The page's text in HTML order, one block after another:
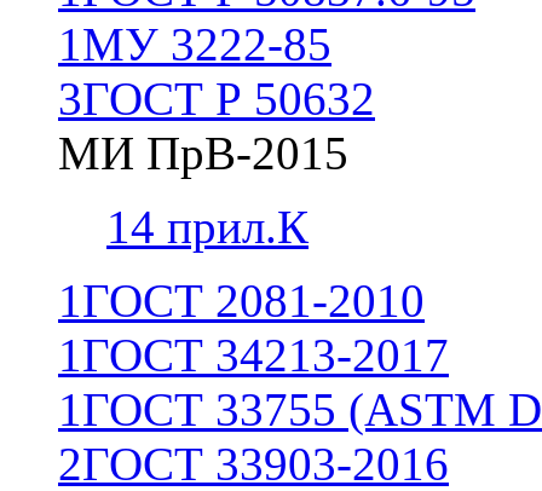
1МУ 3222-85
3ГОСТ Р 50632
МИ ПрВ-2015
14 прил.К
1ГОСТ 2081-2010
1ГОСТ 34213-2017
1ГОСТ 33755 (ASTM
2ГОСТ 33903-2016